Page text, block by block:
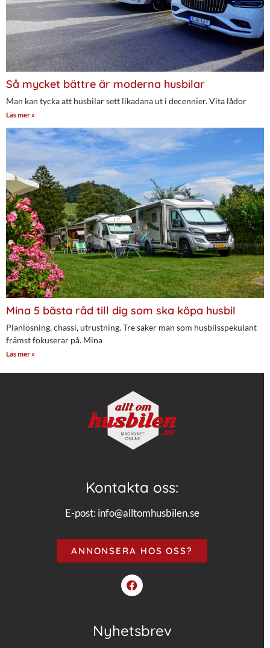
Så mycket bättre är moderna husbilar
Man kan tycka att husbilar sett likadana ut i decennier. Vita lådor
Läs mer »
Mina 5 bästa råd till dig som ska köpa husbil
Planlösning, chassi, utrustning. Tre saker man som husbilsspekulant
främst fokuserar på. Mina
Läs mer »
Kontakta oss:
E-post: info@alltomhusbilen.se
ANNONSERA HOS OSS?
Nyhetsbrev